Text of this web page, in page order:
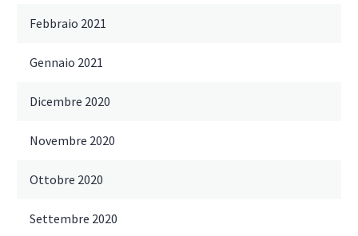
Febbraio 2021
Gennaio 2021
Dicembre 2020
Novembre 2020
Ottobre 2020
Settembre 2020